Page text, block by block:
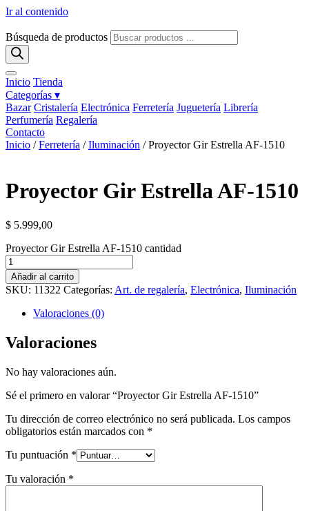
Ir al contenido
Búsqueda de productos
Inicio Tienda
Categorías ▾
Bazar Cristalería Electrónica Ferretería Juguetería Librería
Perfumería Regalería
Contacto
Inicio /Ferretería /Iluminación / Proyector Gir Estrella AF-1510
Proyector Gir Estrella AF-1510
$ 5.999,00
Proyector Gir Estrella AF-1510 cantidad
Añadir al carrito
SKU: 11322 Categorías: Art. de regalería, Electrónica, Iluminación
Valoraciones (0)
Valoraciones
No hay valoraciones aún.
Sé el primero en valorar “Proyector Gir Estrella AF-1510”
Tu dirección de correo electrónico no será publicada. Los campos
obligatorios están marcados con *
Tu puntuación *
Tu valoración *